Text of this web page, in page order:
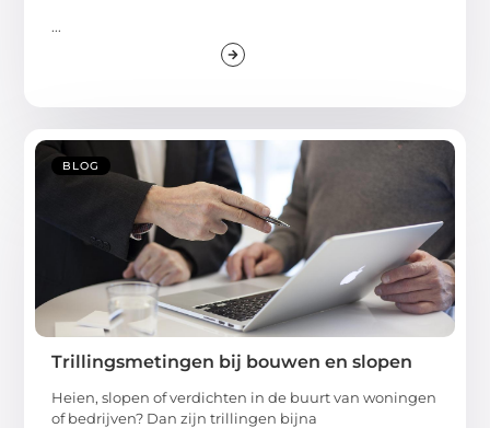
...
BLOG
Trillingsmetingen bij bouwen en slopen
Heien, slopen of verdichten in de buurt van woningen
of bedrijven? Dan zijn trillingen bijna